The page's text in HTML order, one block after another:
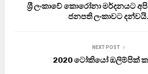
ශ‍්‍රී ලංකාවේ කොරෝනා මර්දනයට
ජනපති ලංකාවට
NEXT POST
2020 ටෝකියෝ ඔලිම්පික්